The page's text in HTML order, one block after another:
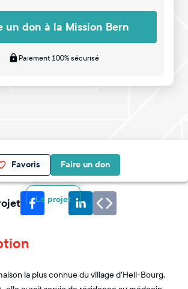
un don à la Mission Bern
Paiement 100% sécurisé
Favoris Faire un don
Le projet
la plus connue du village d'Hell-Bourg.